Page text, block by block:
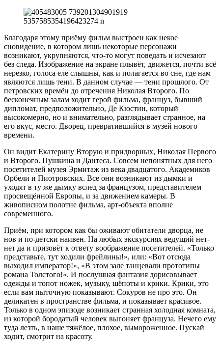
Благодаря этому приёму фильм выстроен как некое
сновидение, в котором лишь некоторые персонажи
возникают, укрупняются, что-то могут поведать и исчезают
без следа. Изображение на экране плывёт, движется, почти всё
нерезко, голоса еле слышны, как и полагается во сне, где нам
являются лишь тени. В данном случае — тени прошлого. От
петровских времён до отречения Николая Второго. По
бесконечным залам ходит герой фильма, француз, бывший
дипломат, предположительно, Де Кюстин, который
высокомерно, но и внимательно, разглядывает странное, на
его вкус, место. Дворец, превратившийся в музей нового
времени.
Он видит Екатерину Вторую и придворных, Николая Первого
и Второго. Пушкина и Дантеса. Совсем непонятных для него
посетителей музея Эрмитаж из века двадцатого. Академиков
Орбели и Пиотровских. Все они возникают из дымки и
уходят в ту же дымку вслед за французом, представителем
просвещённой Европы, и за движением камеры. В
живописном полотне фильма, арт-объекта вполне
современного.
Приём, при котором как бы оживают обитатели дворца, не
нов и по-детски наивен. На любых экскурсиях ведущий нет-
нет да и призовёт к ответу воображение посетителей. «Только
представьте, тут ходили фрейлины!», или: «Вот отсюда
выходил император!», «В этом зале танцевали прототипы
романа Толстого!». И послушная фантазия дорисовывает
одежды и топот ножек, музыку, шёпоты и крики. Крики, это
если вам пыточную показывают. Сокуров не про это. Он
деликатен в пространстве фильма, и показывает красивое.
Только в одном эпизоде возникает странная холодная комната,
из которой бородатый человек выгоняет француза. Нечего ему
туда лезть, в наше тяжёлое, плохое, вымороженное. Пускай
ходит, смотрит на красоту.